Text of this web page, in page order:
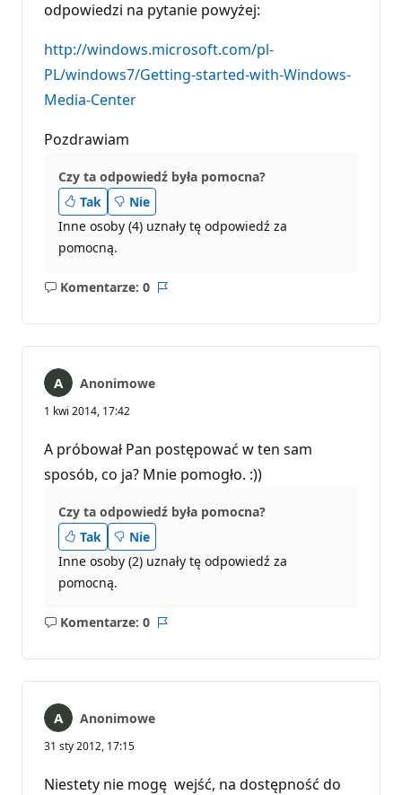
odpowiedzi na pytanie powyżej:
http://windows.microsoft.com/pl-
PL/windows7/Getting-started-with-Windows-
Media-Center
Pozdrawiam
Czy ta odpowiedź była pomocna?
Tak
Nie
Inne osoby (4) uznały tę odpowiedź za
pomocną.
Komentarze: 0
Brak
Anonimowe
1 kwi 2014, 17:42
A próbował Pan postępować w ten sam
sposób, co ja? Mnie pomogło. :))
Czy ta odpowiedź była pomocna?
Tak
Nie
Inne osoby (2) uznały tę odpowiedź za
pomocną.
Komentarze: 0
Brak
Anonimowe
31 sty 2012, 17:15
Niestety nie mogę wejść, na dostępność do